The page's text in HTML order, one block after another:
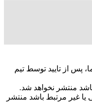
پس از تایید توسط تیم
منتشر نخواهد شد.
یا غیر مرتبط باشد منتشر